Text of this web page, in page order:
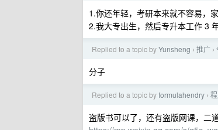
1.你还年轻，考研本来就不容易，
2.我大专出生，然后专升本工作 3
Replied to a topic byYunsheng › 推广 ›
分子
Replied to a topic byformulahendry ›
盗版书可以了，还有盗版网课，二